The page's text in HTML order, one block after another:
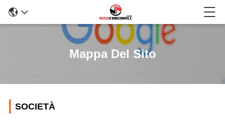
Mappa Del Sito
SOCIETÀ